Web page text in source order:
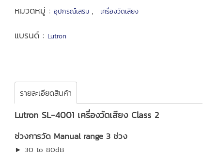
หมวดหมู่ : อุปกรณ์เสริม , เครื่องวัดเสียง
แบรนด์ : Lutron
รายละเอียดสินค้า
Lutron SL-4001 เครื่องวัดเสียง Class 2
ช่วงการวัด Manual range 3 ช่วง
► 30 to 80dB